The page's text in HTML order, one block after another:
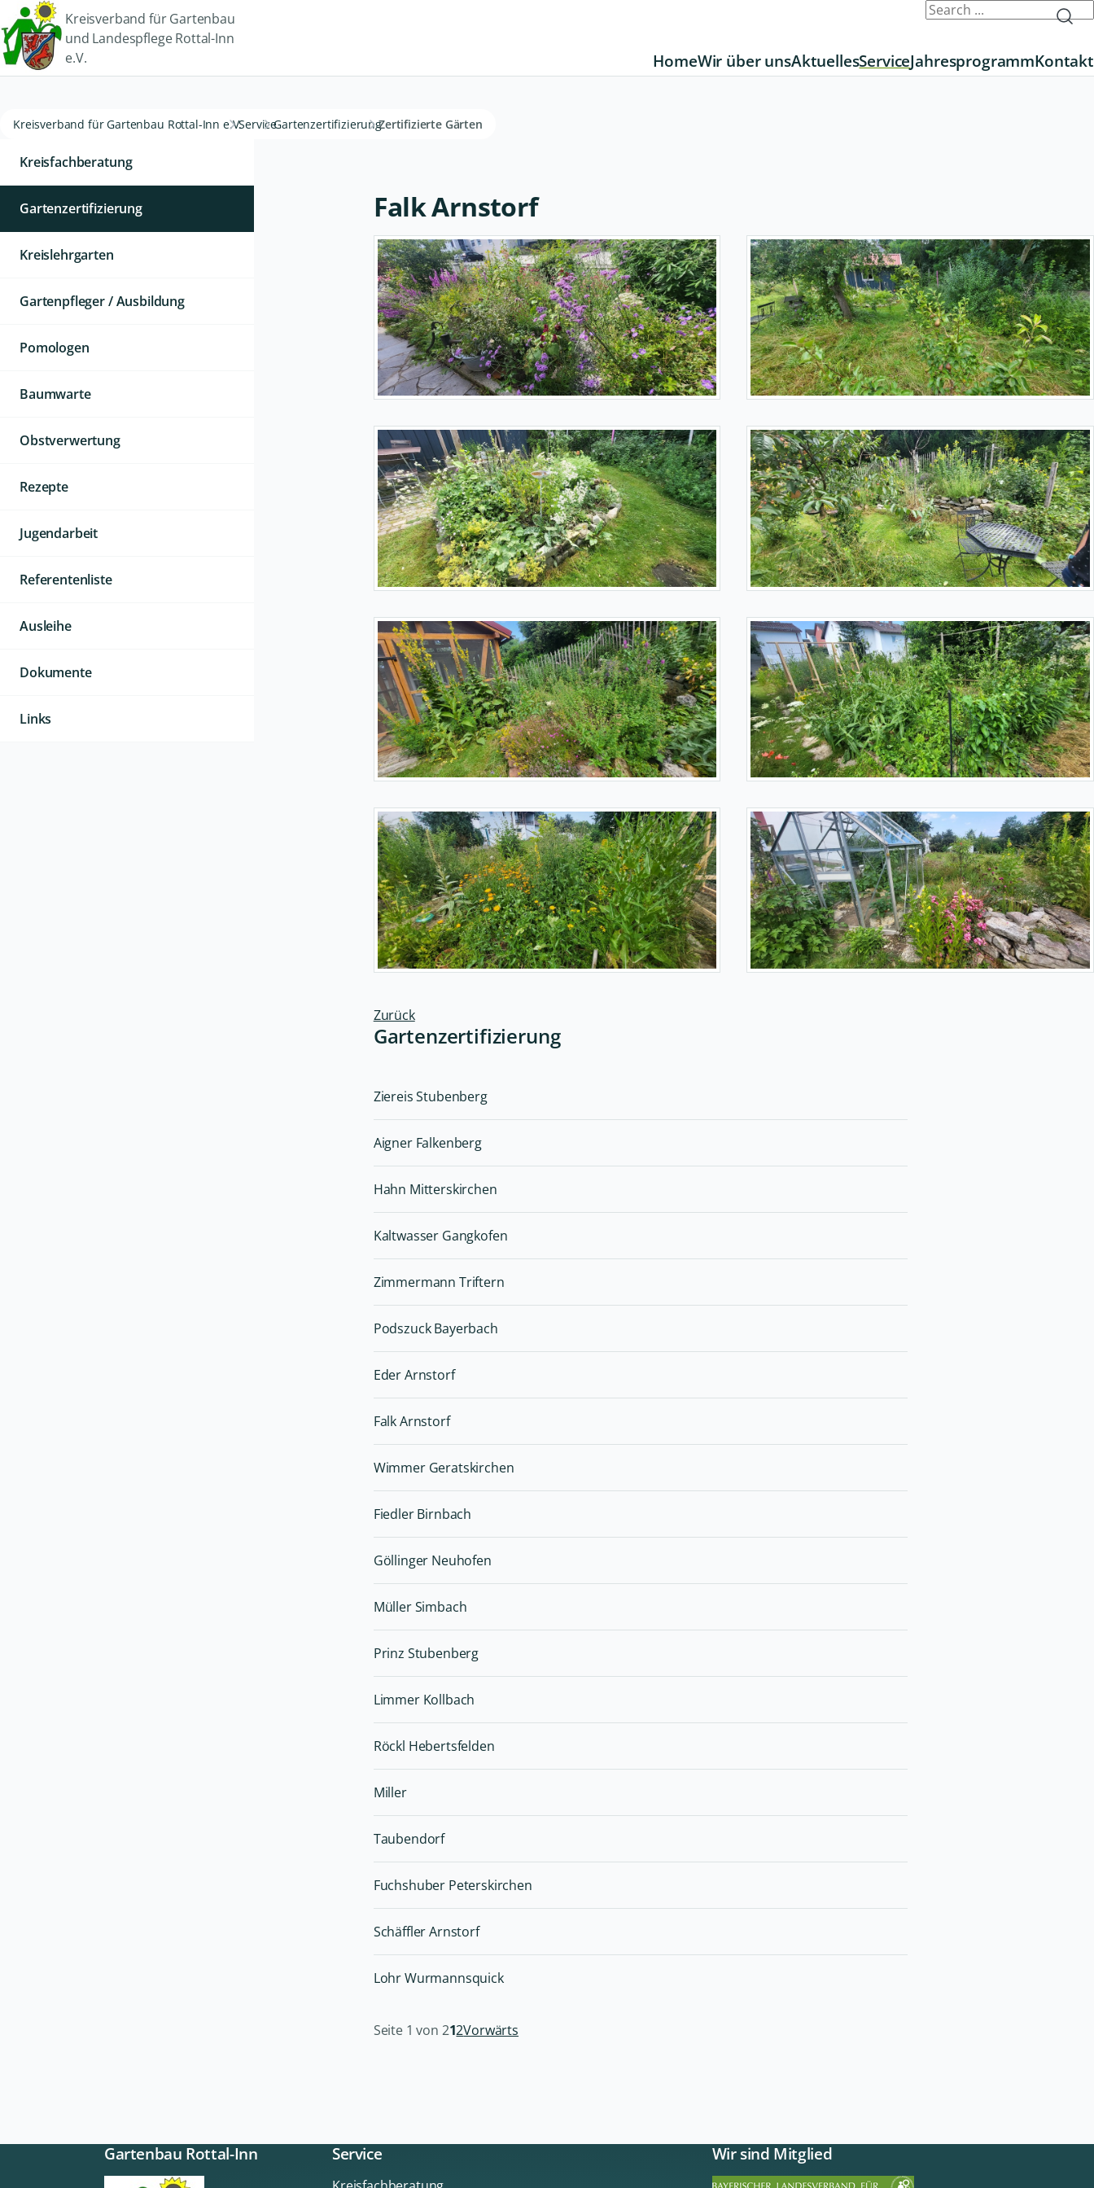
Kreisverband für Gartenbau
und Landespflege Rottal-Inn
e.V.
HomeWir über unsAktuellesServiceJahresprogrammKontakt
Kreisverband für Gartenbau Rottal-Inn e.V.ServiceGartenzertifizierungZertifizierte Gärten
Falk Arnstorf
Zurück
Gartenzertifizierung
Ziereis Stubenberg
Aigner Falkenberg
Hahn Mitterskirchen
Kaltwasser Gangkofen
Zimmermann Triftern
Podszuck Bayerbach
Eder Arnstorf
Falk Arnstorf
Wimmer Geratskirchen
Fiedler Birnbach
Göllinger Neuhofen
Müller Simbach
Prinz Stubenberg
Limmer Kollbach
Röckl Hebertsfelden
Miller
Taubendorf
Fuchshuber Peterskirchen
Schäffler Arnstorf
Lohr Wurmannsquick
Seite 1 von 212Vorwärts
Kreisfachberatung
Gartenzertifizierung
Kreislehrgarten
Gartenpfleger / Ausbildung
Pomologen
Baumwarte
Obstverwertung
Rezepte
Jugendarbeit
Referentenliste
Ausleihe
Dokumente
Links
Gartenbau Rottal-Inn Service Wir sind Mitglied